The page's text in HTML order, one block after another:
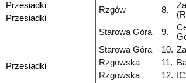
Przesiadki
Przesiadki
Przesiadki
Rzgów
8.
Starowa Góra
9.
Starowa Góra
10.
Rzgowska
11.
Rzgowska
12.